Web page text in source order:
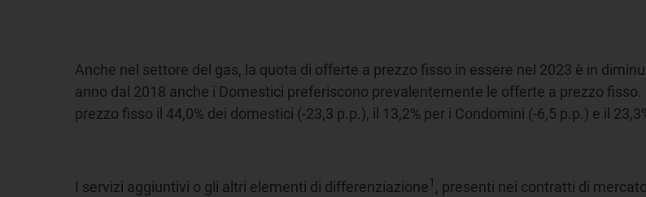
Anche nel settore del gas, la quota di offerte a prezzo fisso in essere nel 2023 è in
anno dal 2018 anche i Domestici preferiscono prevalentemente le offerte a prezzo
prezzo fisso il 44,0% dei domestici (-23,3 p.p.), il 13,2% per i Condomini (-6,5 p.p.) e il
I servizi aggiuntivi o gli altri elementi di differenziazione1 , presenti nei contratti di